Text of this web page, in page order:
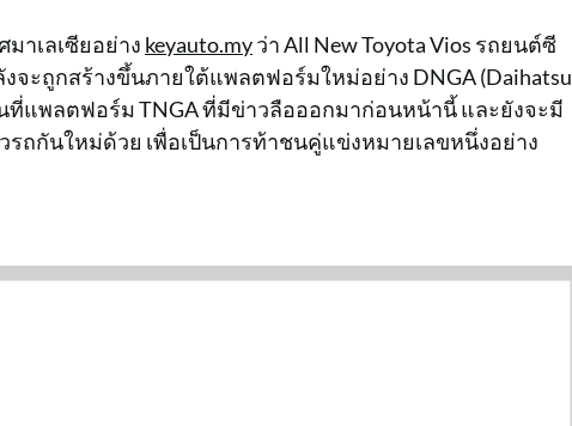
าเลเซียอย่าง keyauto.myว่า All New Toyota Vios รถยนต์ซี
จะถูกสร้างขึ้นภายใต้แพลตฟอร์มใหม่อย่าง DNGA (Daihatsu
ที่แพลตฟอร์ม TNGA ที่มีข่าวลือออกมาก่อนหน้านี้ และยังจะมี
รถกันใหม่ด้วย เพื่อเป็นการท้าชนคู่แข่งหมายเลขหนึ่งอย่าง